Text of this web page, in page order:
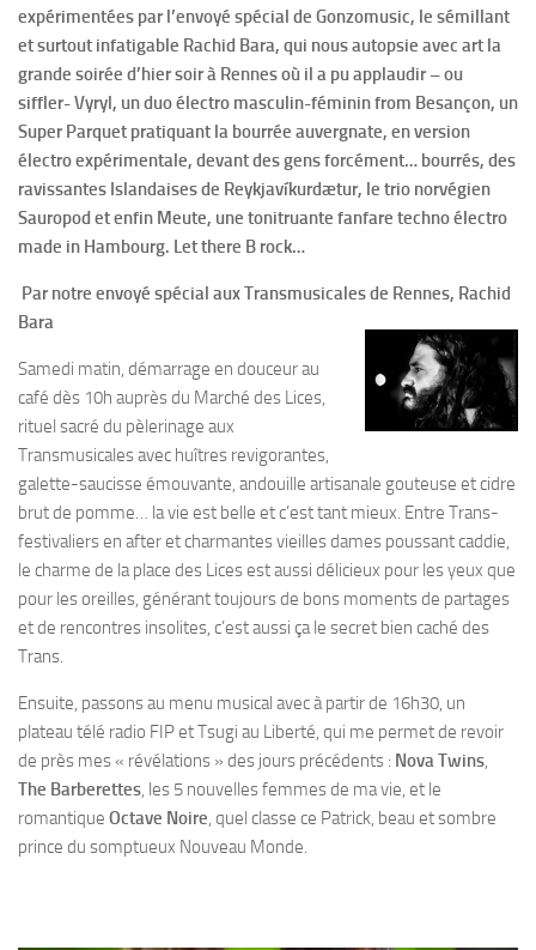
expérimentées par l’envoyé spécial de Gonzomusic, le sémillant
et surtout infatigable Rachid Bara, qui nous autopsie avec art la
grande soirée d’hier soir à Rennes où il a pu applaudir – ou
siffler- Vyryl, un duo électro masculin-féminin from Besançon, un
Super Parquet pratiquant la bourrée auvergnate, en version
électro expérimentale, devant des gens forcément… bourrés, des
ravissantes Islandaises de Reykjavíkurdætur, le trio norvégien
Sauropod et enfin Meute, une tonitruante fanfare techno électro
made in Hambourg. Let there B rock…
Par notre envoyé spécial aux Transmusicales de Rennes, Rachid
Bara
Samedi matin, démarrage en douceur au
café dès 10h auprès du Marché des Lices,
rituel sacré du pèlerinage aux
Transmusicales avec huîtres revigorantes,
galette-saucisse émouvante, andouille artisanale gouteuse et cidre
brut de pomme… la vie est belle et c’est tant mieux. Entre Trans-
festivaliers en after et charmantes vieilles dames poussant caddie,
le charme de la place des Lices est aussi délicieux pour les yeux que
pour les oreilles, générant toujours de bons moments de partages
et de rencontres insolites, c’est aussi ça le secret bien caché des
Trans.
Ensuite, passons au menu musical avec à partir de 16h30, un
plateau télé radio FIP et Tsugi au Liberté, qui me permet de revoir
de près mes « révélations » des jours précédents : Nova Twins,
The Barberettes, les 5 nouvelles femmes de ma vie, et le
romantique Octave Noire, quel classe ce Patrick, beau et sombre
prince du somptueux Nouveau Monde.